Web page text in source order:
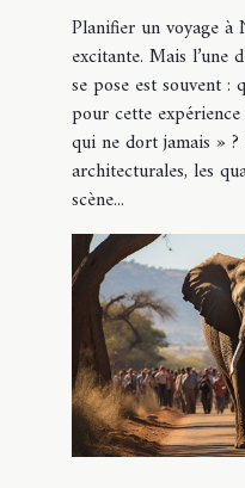
Planifier un voyage
excitante. Mais l’une
se pose est souvent
pour cette
qui ne dort jamais »
architecturales, les
scène...